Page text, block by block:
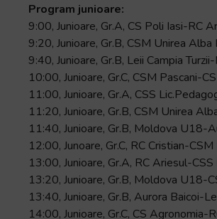
Program junioare:
9:00, Junioare, Gr.A, CS Poli Iasi-RC
9:20, Junioare, Gr.B, CSM Unirea
9:40, Junioare, Gr.B, Leii Campia
10:00, Junioare, Gr.C, CSM Pascani-
11:00, Junioare, Gr.A, CSS
11:20, Junioare, Gr.B, CSM Unirea
11:40, Junioare, Gr.B, Moldova U18-
12:00, Junoare, Gr.C, RC Cristian-CSM
13:00, Junioare, Gr.A, RC Ariesul-
13:20, Junioare, Gr.B, Moldova U18-
13:40, Junioare, Gr.B, Aurora Baicoi-
14:00, Junioare, Gr.C, CS Agronomia-